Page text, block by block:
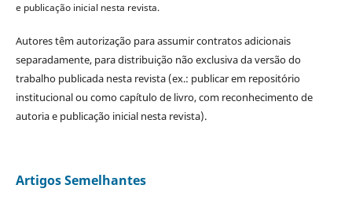
e publicação inicial nesta revista.
Autores têm autorização para assumir contratos adicionais
separadamente, para distribuição não exclusiva da versão do
trabalho publicada nesta revista (ex.: publicar em repositório
institucional ou como capítulo de livro, com reconhecimento de
autoria e publicação inicial nesta revista).
Artigos Semelhantes